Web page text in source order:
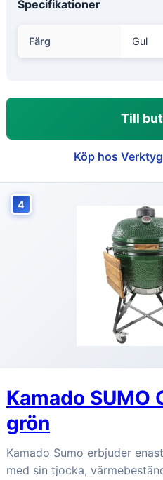
Specifikationer
Färg Gul
Till
Köp hos
4
Kamado SUMO
grön
Kamado Sumo erbjuder
med sin tjocka,